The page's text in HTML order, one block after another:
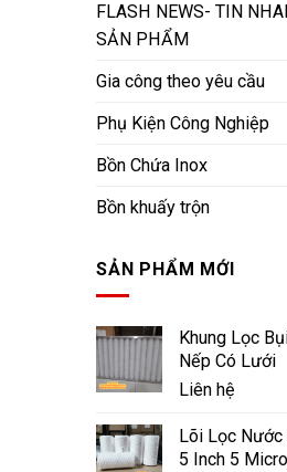
FLASH NEWS- TIN
SẢN PHẨM
Gia công theo yêu cầu
Phụ Kiện Công Nghiệp
Bồn Chứa Inox
Bồn khuấy trộn
SẢN PHẨM MỚI
Khung Lọc
Nếp Có Lưới
Liên hệ
Lõi Lọc Nước
5 Inch 5